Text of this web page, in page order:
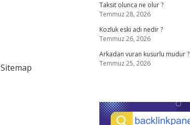
Sitemap
Taksit olunca ne olur ?
Temmuz 28, 2026
Kozluk eski adı nedir ?
Temmuz 26, 2026
Arkadan vuran kusurlu mudur ?
Temmuz 25, 2026